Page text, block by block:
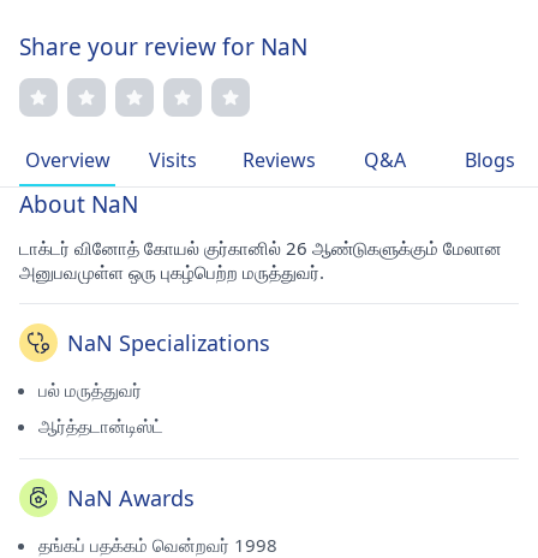
Share your review for NaN
Overview Visits Reviews Q&A Blogs
About NaN
டாக்டர் வினோத் கோயல் குர்கானில் 26 ஆண்டுகளுக்கும் மேலான
அனுபவமுள்ள ஒரு புகழ்பெற்ற மருத்துவர்.
NaN Specializations
பல் மருத்துவர்
ஆர்த்தடான்டிஸ்ட்
NaN Awards
தங்கப் பதக்கம் வென்றவர் 1998